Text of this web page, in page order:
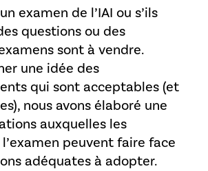
examen de l’IAI ou s’ils
questions ou des
sont à vendre.
une idée des
qui sont acceptables (et
nous avons élaboré une
auxquelles les
peuvent faire face
adéquates à adopter.